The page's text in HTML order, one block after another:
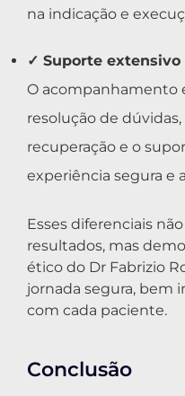
na indicação e
✓ Suporte
O acompanhamento
resolução de
recuperação e o
experiência segura e
Esses diferenciais
resultados, mas
ético do Dr Fabrizio
jornada segura, bem
com cada paciente.
Conclusão